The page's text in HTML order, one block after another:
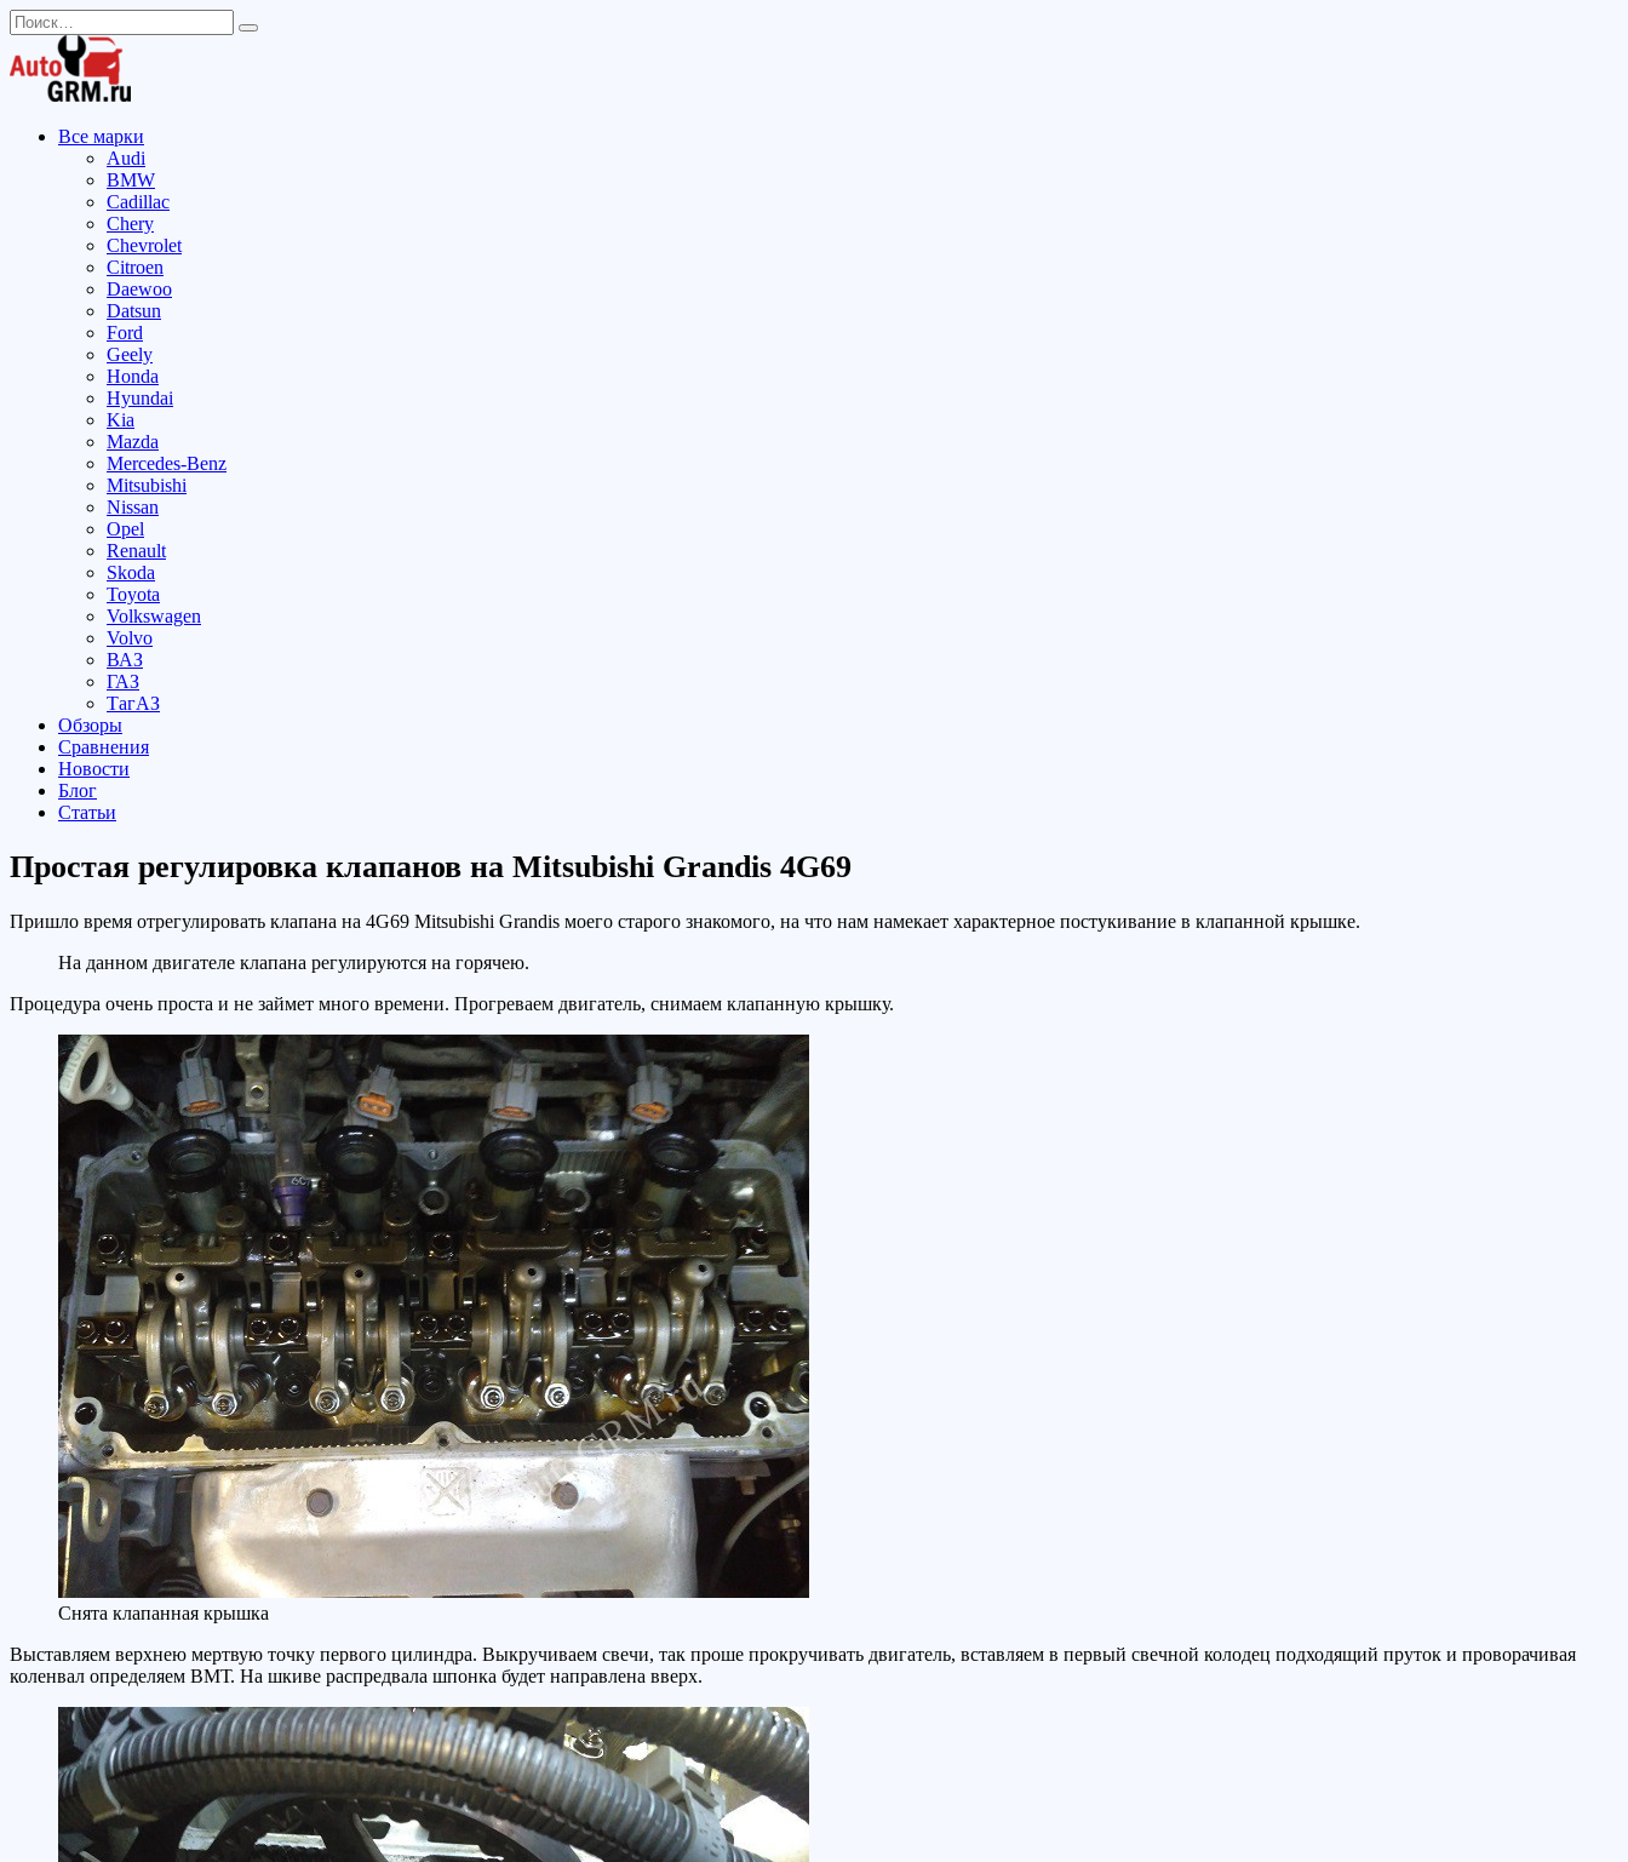
Перейти
к
содержанию
Search
for:
Все марки
Audi
BMW
Cadillac
Chery
Chevrolet
Citroen
Daewoo
Datsun
Ford
Geely
Honda
Hyundai
Kia
Mazda
Mercedes-Benz
Mitsubishi
Nissan
Opel
Renault
Skoda
Toyota
Volkswagen
Volvo
ВАЗ
ГАЗ
ТагАЗ
Обзоры
Сравнения
Новости
Блог
Статьи
Простая регулировка клапанов на Mitsubishi Grandis 4G69
Пришло время отрегулировать клапана на 4G69 Mitsubishi Grandis моего старого знакомого, на что нам намекает характерное постукивание в клапанной крышке.
На данном двигателе клапана регулируются на горячею.
Процедура очень проста и не займет много времени. Прогреваем двигатель, снимаем клапанную крышку.
Снята клапанная крышка
Выставляем верхнею мертвую точку первого цилиндра. Выкручиваем свечи, так проше прокручивать двигатель, вставляем в первый свечной колодец подходящий пруток и проворачивая
коленвал определяем ВМТ. На шкиве распредвала шпонка будет направлена вверх.